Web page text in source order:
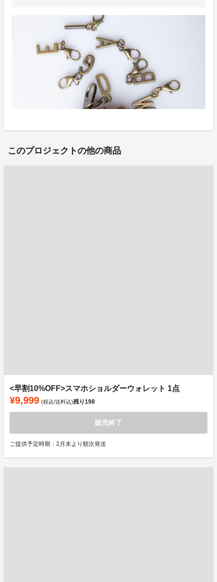
このプロジェクトの他の商品
<早割10%OFF>スマホショルダーウォレット 1点
¥9,999 (税込/送料込)残り198
販売終了
ご提供予定時期：2月末より順次発送